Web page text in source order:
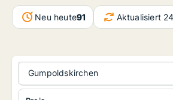
Neu heute91 Aktualisiert
Gumpoldskirchen